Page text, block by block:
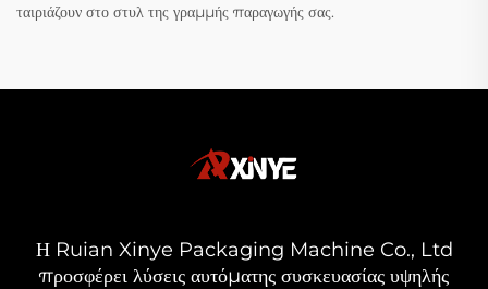
ταιριάζουν στο στυλ της γραμμής παραγωγής σας.
Η Ruian Xinye Packaging Machine Co., Ltd
προσφέρει λύσεις αυτόματης συσκευασίας υψηλής